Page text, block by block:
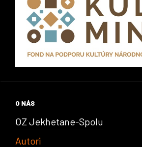
O NÁS
OZ Jekhetane-Spolu
Autori